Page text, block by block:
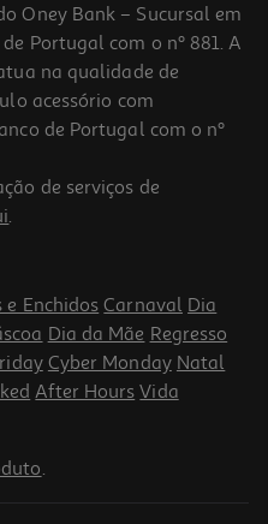
Oney Bank – Sucursal em
Portugal com o nº 881. A
na qualidade de
acessório com
de Portugal com o nº
de serviços de
.
e Enchidos Carnaval Dia
Dia da Mãe Regresso
Cyber Monday Natal
After Hours Vida
.